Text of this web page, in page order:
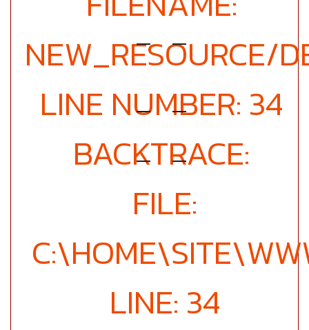
NEW_RESOURCE/
LINE NUMBER: 34
BACKTRACE:
FILE:
LINE: 34